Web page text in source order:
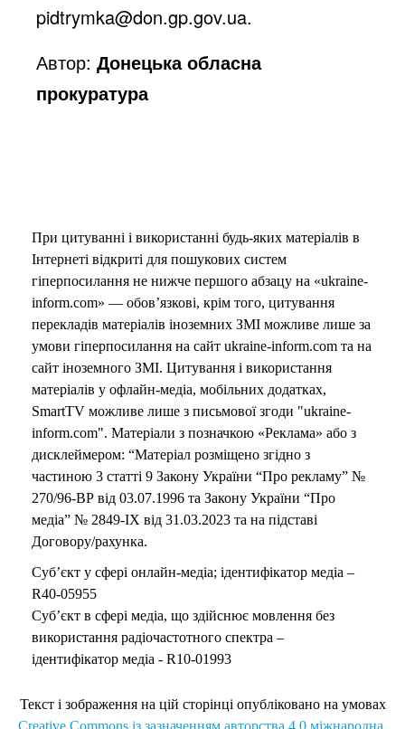
pidtrymka@don.gp.gov.ua.
Автор:Донецька обласна
прокуратура
При цитуванні і використанні будь-яких матеріалів в
Інтернеті відкриті для пошукових систем
гіперпосилання не нижче першого абзацу на «ukraine-
inform.com» — обов’язкові, крім того, цитування
перекладів матеріалів іноземних ЗМІ можливе лише за
умови гіперпосилання на сайт ukraine-inform.com та на
сайт іноземного ЗМІ. Цитування і використання
матеріалів у офлайн-медіа, мобільних додатках,
SmartTV можливе лише з письмової згоди "ukraine-
inform.com". Матеріали з позначкою «Реклама» або з
дисклеймером: “Матеріал розміщено згідно з
частиною 3 статті 9 Закону України “Про рекламу” №
270/96-ВР від 03.07.1996 та Закону України “Про
медіа” № 2849-IX від 31.03.2023 та на підставі
Договору/рахунка.
Суб’єкт у сфері онлайн-медіа; ідентифікатор медіа –
R40-05955
Суб’єкт в сфері медіа, що здійснює мовлення без
використання радіочастотного спектра –
ідентифікатор медіа - R10-01993
Текст і зображення на цій сторінці опубліковано на умовах
Creative Commons із зазначенням авторства 4.0 міжнародна.